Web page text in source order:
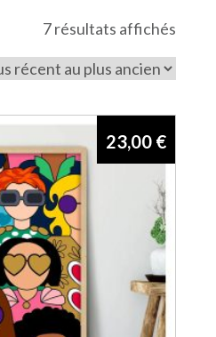
Square7 résultats affichés
plus
23,00 €